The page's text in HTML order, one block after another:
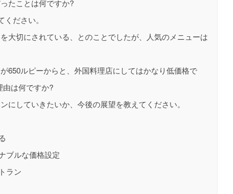
たことは何ですか?
ださい。
大切にされている、とのことでしたが、人気のメニューは
650ルピーからと、外国料理店にしてはかなり低価格で
由は何ですか?
にしていきたいか、今後の展望を教えてください。
ブルな価格設定
ラン